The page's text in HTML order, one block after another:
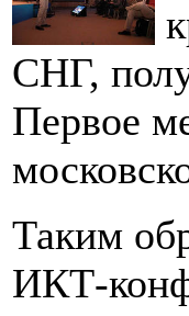
СНГ,
Первое
Таким
ИКТ-